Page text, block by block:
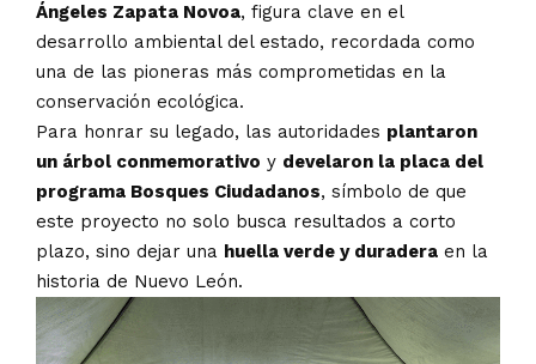
Ángeles Zapata Novoa, figura clave en el
desarrollo ambiental del estado, recordada como
una de las pioneras más comprometidas en la
conservación ecológica.
Para honrar su legado, las autoridades plantaron
un árbol conmemorativo y develaron la placa del
programa Bosques Ciudadanos, símbolo de que
este proyecto no solo busca resultados a corto
plazo, sino dejar una huella verde y duradera en la
historia de Nuevo León.